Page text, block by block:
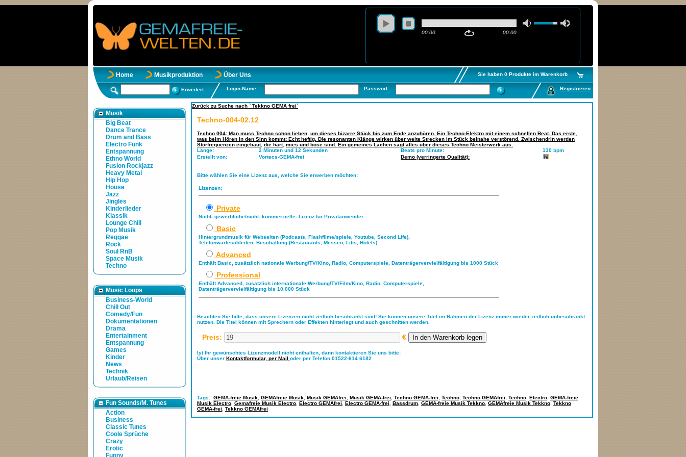
00:00 00:00
Home Musikproduktion Über Uns Sie haben 0 Produkte im Warenkorb
Erweitert Login-Name : Passwort : Registrieren
Musik
Big Beat
Dance Trance
Drum and Bass
Electro Funk
Entspannung
Ethno World
Fusion Rockjazz
Heavy Metal
Hip Hop
House
Jazz
Jingles
Kinderlieder
Klassik
Lounge Chill
Pop Musik
Reggae
Rock
Soul RnB
Space Musik
Techno
Music Loops
Business-World
Chill Out
Comedy/Fun
Dokumentationen
Drama
Entertainment
Entspannung
Games
Kinder
News
Technik
Urlaub/Reisen
Fun Sounds/M. Tunes
Action
Business
Classic Tunes
Coole Sprüche
Crazy
Erotic
Funny
Zurück zu Suche nach ` Tekkno GEMA frei`
Techno-004-02.12
Techno 004: Man muss Techno schon lieben um dieses bizarre Stück bis zum Ende anzuhören. Ein Techno-Elektro mit einem schnellen Beat. Das erste
was beim Hören in den Sinn kommt: Echt heftig. Die resonanten Klänge wirken über weite Strecken im Stück beinahe verstörend. Zwischendrin werden
Störfrequenzen eingebaut, die hart, mies und böse sind. Ein gemeines Lachen sagt alles über dieses Techno Meisterwerk aus.
Länge:
2 Minuten und 12 Sekunden Beats pro Minute:
130 bpm
Erstellt von:
Vortecs-GEMA-frei Demo (verringerte Qualität):
Bitte wählen Sie eine Lizenz aus, welche Sie erwerben möchten:
Lizenzen:
Private
Nicht- gewerbliche/nicht- kommerzielle- Lizenz für Privatanwender
Basic
Hintergrundmusik für Webseiten (Podcasts, Flashfilme/spiele, Youtube, Second Life),
Telefonwarteschleifen, Beschallung (Restaurants, Messen, Lifts, Hotels)
Advanced
Enthält Basic, zusätzlich nationale Werbung/TV/Kino, Radio, Computerspiele, Datenträgervervielfältigung bis 1000 Stück
Professional
Enthält Advanced, zusätzlich internationale Werbung/TV/Film/Kino, Radio, Computerspiele,
Datenträgervervielfältigung bis 10.000 Stück
Beachten Sie bitte, dass unsere Lizenzen nicht zeitlich beschränkt sind! Sie können unsere Titel im Rahmen der Lizenz immer wieder zeitlich unbeschränkt
nutzen. Die Titel können mit Sprechern oder Effekten hinterlegt und auch geschnitten werden.
Preis: €
Ist Ihr gewünschtes Lizenzmodell nicht enthalten, dann kontaktieren Sie uns bitte:
Über unser Kontaktformular, per Mail oder per Telefon 01522-614 6182
Tags: GEMA-freie Musik GEMAfreie Musik Musik GEMAfrei Musik GEMA-frei Techno GEMA-frei Techno Techno GEMAfrei Techno Electro GEMA-freie
Musik Electro Gemafreie Musik Electro Electro GEMAfrei Electro GEMA-frei Bassdrum GEMA-freie Musik Tekkno GEMAfreie Musik Tekkno Tekkno
GEMA-frei
Tekkno GEMAfrei